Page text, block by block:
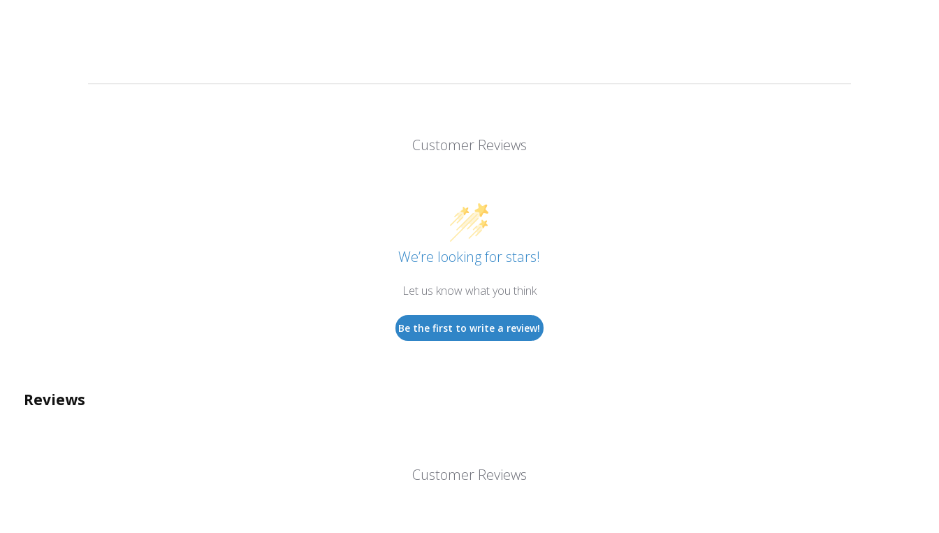
Customer Reviews
We’re looking for stars!
Let us know what you think
Be the first to write a review!
Reviews
Customer Reviews